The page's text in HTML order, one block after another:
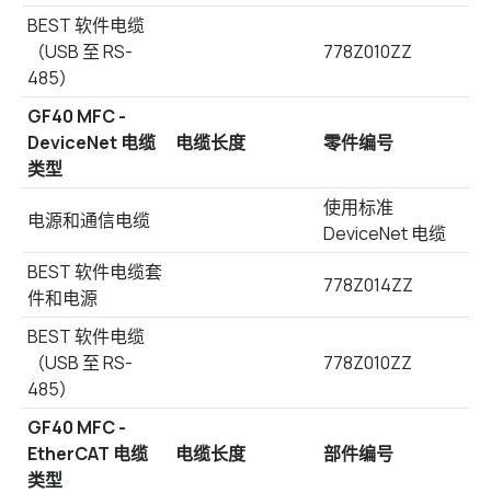
BEST 软件电缆
（USB 至 RS-
485）
778Z010ZZ
GF40 MFC -
DeviceNet 电缆
类型
电缆长度 零件编号
电源和通信电缆
使用标准
DeviceNet 电缆
BEST 软件电缆套
件和电源
778Z014ZZ
BEST 软件电缆
（USB 至 RS-
485）
778Z010ZZ
GF40 MFC -
EtherCAT 电缆
类型
电缆长度 部件编号